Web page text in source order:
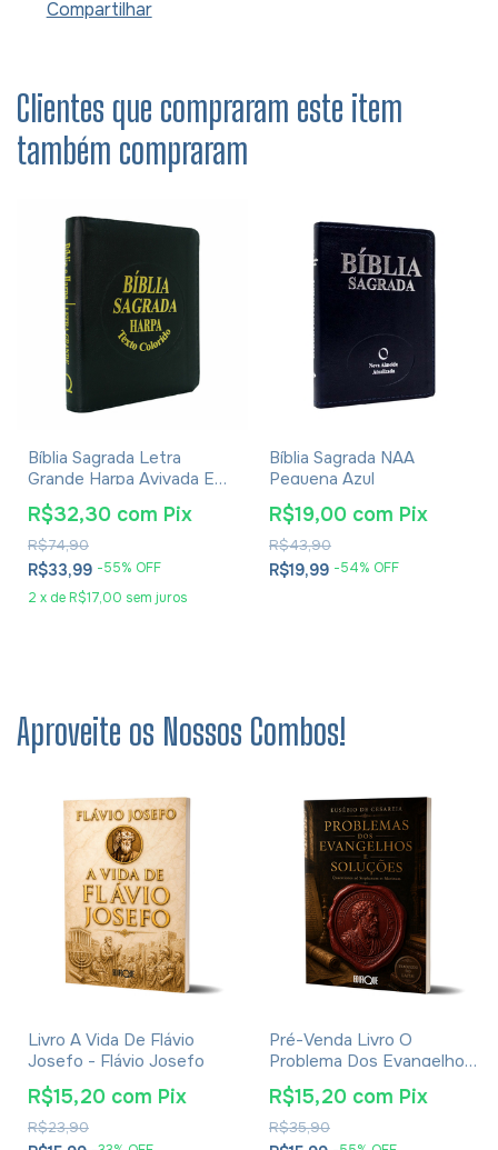
Compartilhar
Clientes que compraram este item
também compraram
Bíblia Sagrada Letra
Grande Harpa Avivada E
Corinhos Pequena Zíper
Preta
R$33,99 -55% OFF
2 x de R$17,00 sem juros
R$74,90
R$32,30 com Pix
Bíblia Sagrada NAA
Pequena Azul
R$19,99 -54% OFF
R$43,90
R$19,00 com Pix
Aproveite os Nossos Combos!
Livro A Vida De Flávio
Josefo - Flávio Josefo
R$23,90
R$15,20 com Pix
Pré-Venda Livro O
Problema Dos Evangelhos
E Soluções- Eusébio De
Cesareia
R$35,90
R$15,20 com Pix